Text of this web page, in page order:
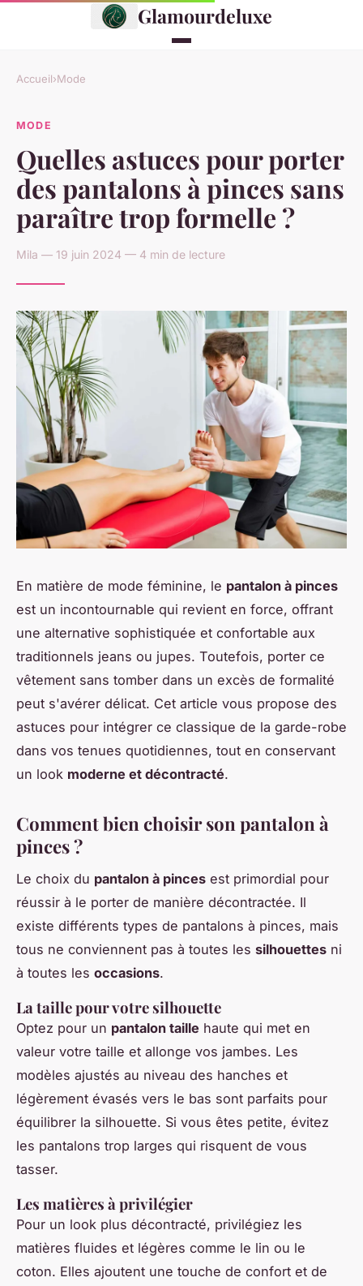
Glamourdeluxe
Accueil›Mode
MODE
Quelles astuces pour porter
des pantalons à pinces sans
paraître trop formelle ?
Mila — 19 juin 2024 — 4 min de lecture
En matière de mode féminine, le pantalon à pinces
est un incontournable qui revient en force, offrant
une alternative sophistiquée et confortable aux
traditionnels jeans ou jupes. Toutefois, porter ce
vêtement sans tomber dans un excès de formalité
peut s'avérer délicat. Cet article vous propose des
astuces pour intégrer ce classique de la garde-robe
dans vos tenues quotidiennes, tout en conservant
un look moderne et décontracté.
Comment bien choisir son pantalon à
pinces ?
Le choix du pantalon à pinces est primordial pour
réussir à le porter de manière décontractée. Il
existe différents types de pantalons à pinces, mais
tous ne conviennent pas à toutes les silhouettes ni
à toutes les occasions.
La taille pour votre silhouette
Optez pour un pantalon taille haute qui met en
valeur votre taille et allonge vos jambes. Les
modèles ajustés au niveau des hanches et
légèrement évasés vers le bas sont parfaits pour
équilibrer la silhouette. Si vous êtes petite, évitez
les pantalons trop larges qui risquent de vous
tasser.
Les matières à privilégier
Pour un look plus décontracté, privilégiez les
matières fluides et légères comme le lin ou le
coton. Elles ajoutent une touche de confort et de